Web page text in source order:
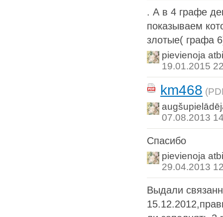
. А в 4 графе
показываем
злотые( графа
pievienoja
19.01.2015
km468
07.08.2013
Спасибо
pievienoja
29.04.2013
Выдали